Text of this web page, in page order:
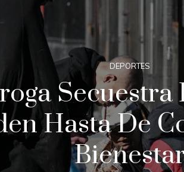
DEPORTES
Hasta De